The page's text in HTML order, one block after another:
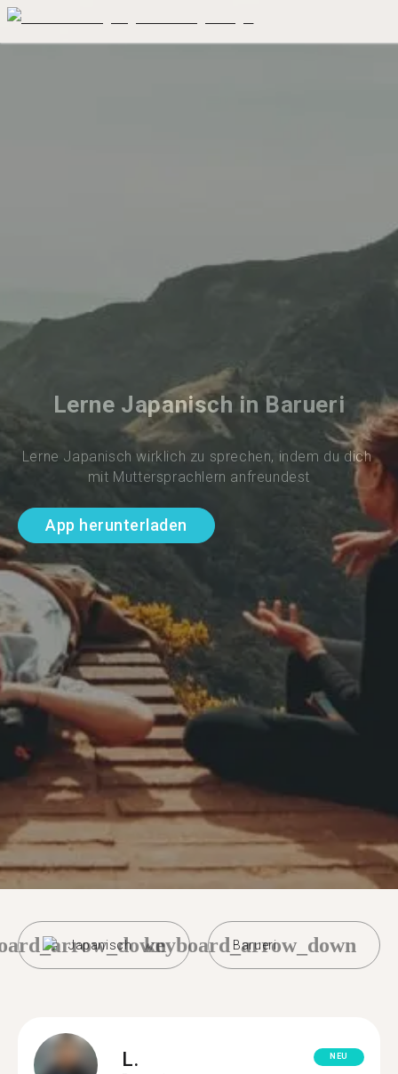
Lerne Japanisch in Barueri
Lerne Japanisch wirklich zu sprechen, indem du dich
mit Muttersprachlern anfreundest
App herunterladen
Japanisch Barueri
keyboard_arrow_down
L. NEU